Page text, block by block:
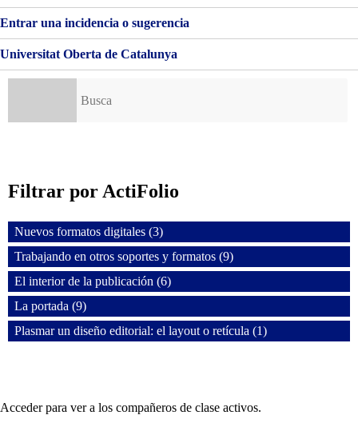
INTERIOR
LA
PUBLICACIÓN
Entrar una incidencia o sugerencia
Universitat Oberta de Catalunya
Filtrar por ActiFolio
Nuevos formatos digitales (3)
Trabajando en otros soportes y formatos (9)
El interior de la publicación (6)
La portada (9)
Plasmar un diseño editorial: el layout o retícula (1)
Acceder para ver a los compañeros de clase activos.